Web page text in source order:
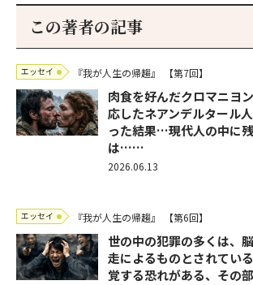
この著者の記事
エッセイ 『我が人生の帰趨』 【第7回】
肉食を好んだクロマニヨ
応したネアンデルタール
った結果…現代人の中に
は……
2026.06.13
エッセイ 『我が人生の帰趨』 【第6回】
世の中の犯罪の多くは、
走によるものとされてい
覚する恐れがある、その